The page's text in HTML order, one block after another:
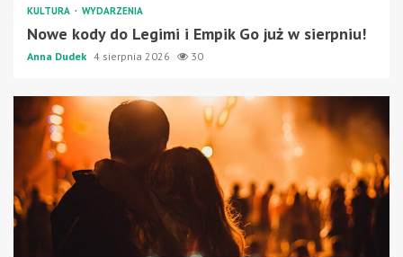
KULTURA WYDARZENIA
Nowe kody do Legimi i Empik Go już w sierpniu!
Anna Dudek 4 sierpnia 2026 30